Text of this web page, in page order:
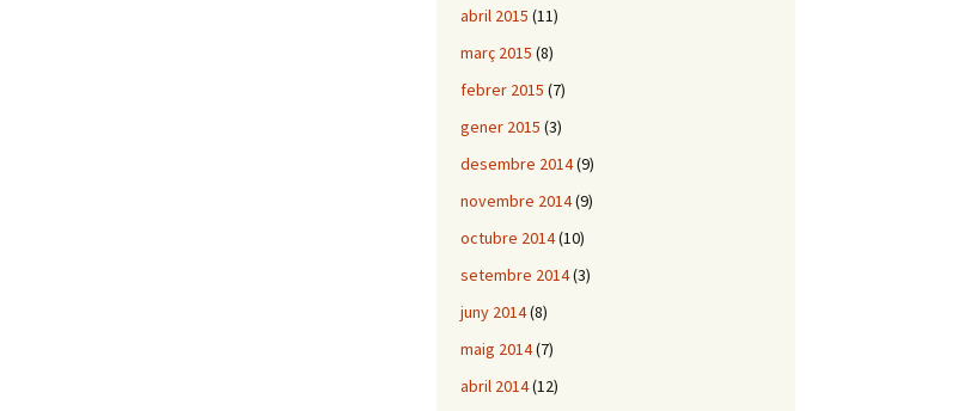
abril 2015 (11)
març 2015 (8)
febrer 2015 (7)
gener 2015 (3)
desembre 2014(9)
novembre 2014(9)
octubre 2014(10)
setembre 2014(3)
juny 2014(8)
maig 2014(7)
abril 2014(12)